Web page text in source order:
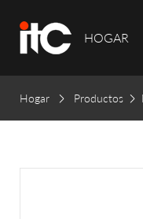
HOGAR
Hogar Productos